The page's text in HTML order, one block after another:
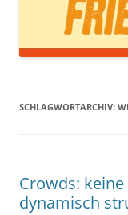
SCHLAGWORTARCHIV:
Crowds:
dynamisch